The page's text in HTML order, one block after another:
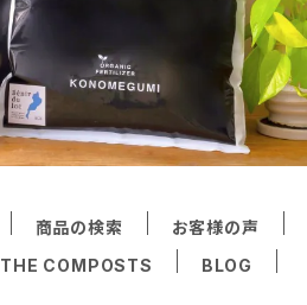
商品の検索 お客様の声
THE COMPOSTS BLOG